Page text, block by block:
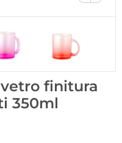
finitura
350ml